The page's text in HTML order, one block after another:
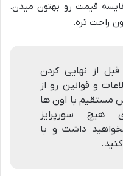
قیمت رو بهتون میدن.
راحت تره.
از نهایی کردن
و قوانین رو از
مستقیم با اون ها
هیچ سورپرایز
داشت و با